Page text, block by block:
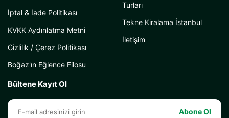
İptal & İade Politikası
KVKK Aydınlatma Metni
Gizlilik / Çerez Politikası
Boğaz'ın Eğlence Filosu
Turları
Tekne Kiralama İstanbul
İletişim
Bültene Kayıt Ol
Abone Ol